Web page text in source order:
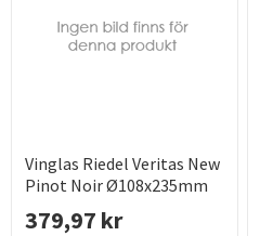
Vinglas Riedel Veritas New
Pinot Noir Ø108x235mm
379,97 kr